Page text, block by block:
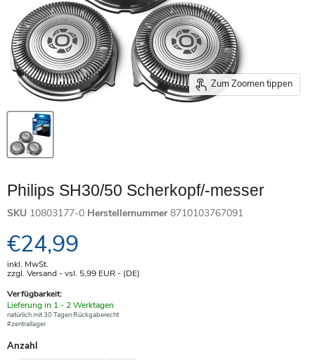
Zum Zoomen tippen
Philips SH30/50 Scherkopf/-messer
SKU 10803177-0 Herstellernummer 8710103767091
Aktueller Preis
€24,99
inkl. MwSt.
zzgl. Versand - vsl. 5,99 EUR- (DE)
Verfügbarkeit:
Verfügbar
-
Lieferung in 1 - 2 Werktagen
natürlich mit 30 Tagen Rückgaberecht
#zentrallager
Anzahl